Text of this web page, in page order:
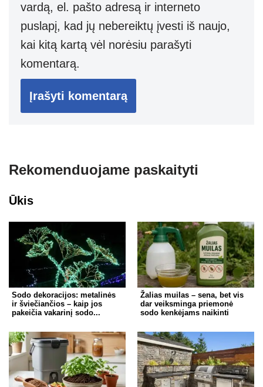
vardą, el. pašto adresą ir interneto
puslapį, kad jų nebereiktų įvesti iš naujo,
kai kitą kartą vėl norėsiu parašyti
komentarą.
Rekomenduojame paskaityti
Ūkis
Sodo dekoracijos: metalinės
ir šviečiančios – kaip jos
pakeičia vakarinį sodo...
Žalias muilas – sena, bet vis
dar veiksminga priemonė
sodo kenkėjams naikinti